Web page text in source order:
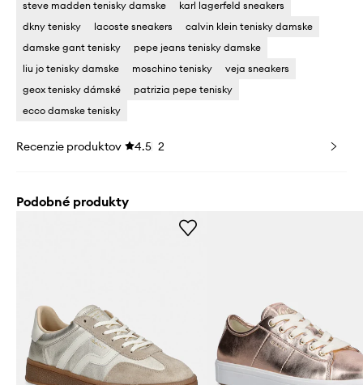
steve madden tenisky damske
karl lagerfeld sneakers
dkny tenisky
lacoste sneakers
calvin klein tenisky damske
damske gant tenisky
pepe jeans tenisky damske
liu jo tenisky damske
moschino tenisky
veja sneakers
geox tenisky dámské
patrizia pepe tenisky
ecco damske tenisky
Recenzie produktov 4.5 2
Podobné produkty